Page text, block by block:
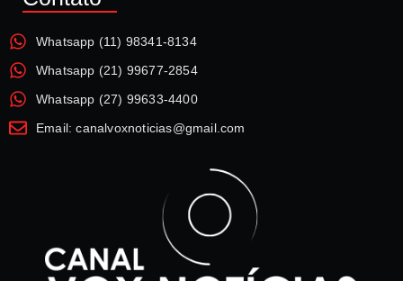
Whatsapp (11) 98341-8134
Whatsapp (21) 99677-2854
Whatsapp (27) 99633-4400
Email: canalvoxnoticias@gmail.com